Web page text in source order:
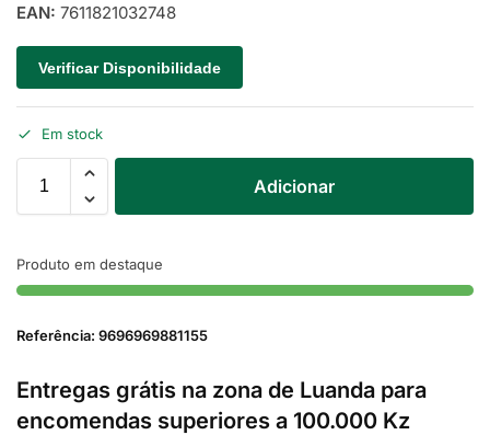
EAN: 7611821032748
Verificar Disponibilidade
Em stock
Adicionar
Produto em destaque
Referência: 9696969881155
Entregas grátis na zona de Luanda para
encomendas superiores a 100.000 Kz